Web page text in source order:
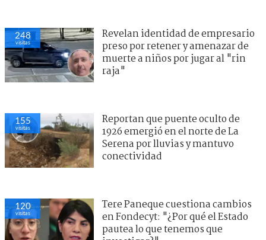
248
visitas
Revelan identidad de empresario
preso por retener y amenazar de
muerte a niños por jugar al "rin
raja"
155
visitas
Reportan que puente oculto de
1926 emergió en el norte de La
Serena por lluvias y mantuvo
conectividad
120
visitas
Tere Paneque cuestiona cambios
en Fondecyt: "¿Por qué el Estado
pautea lo que tenemos que